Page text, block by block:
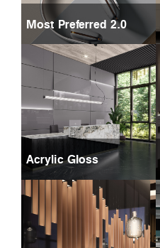
Most Preferred 2.0
Acrylic Gloss